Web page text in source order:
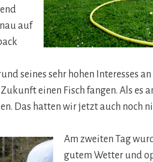
auf
seines sehr hohen Interesses
einen Fisch fangen. Als es
Das hatten wir jetzt auch noch
Am zweiten Tag
gutem Wetter und